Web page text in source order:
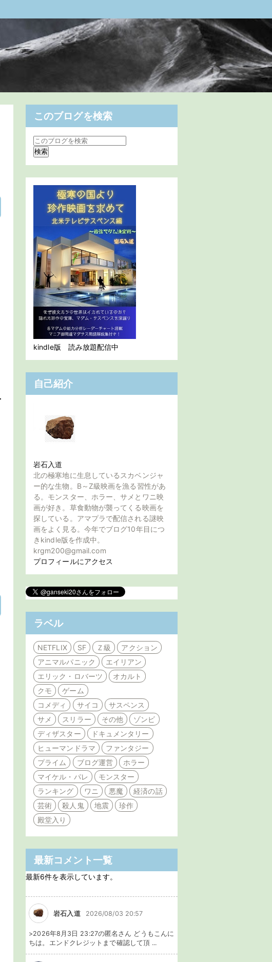
このブログを検索
kindle版 読み放題配信中
自己紹介
岩石入道
北の極寒地に生息しているスカベンジャ
ー的な生物。B～Z級映画を漁る習性があ
る。モンスター、ホラー、サメとワニ映
画が好き。草食動物が襲ってくる映画を
探している。アマプラで配信される謎映
画をよく見る。今年でブログ10年目につ
きkindle版を作成中。
krgm200@gmail.com
プロフィールにアクセス
ラベル
NETFLIX SF Ｚ級
アクション
アニマルパニック
エイリアン
エリック・ロバーツ
オカルト
クモ
ゲーム
コメディ
サイコ
サスペンス
サメ
スリラー その他
ゾンビ
ディザスター
ドキュメンタリー
ヒューマンドラマ
ファンタジー
プライム
ブログ運営
ホラー
マイケル・パレ
モンスター
ランキング
ワニ 悪魔
経済の話
芸術
殺人鬼 地震
珍作
殿堂入り
最新コメント一覧
最新6件を表示しています。
岩石入道 2026/08/03 20:57
>2026年8月3日 23:27の匿名さん どうもこんに
ちは。エンドクレジットまで確認して頂 ...